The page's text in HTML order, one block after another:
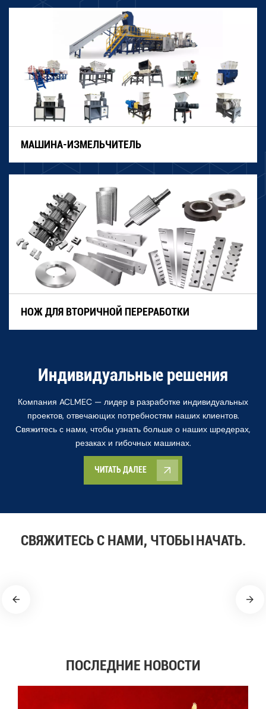
прочных и стабильных шредеров и другого
оборудования для переработки отходов,
подходящего для различных сфер применения,
таких как утилизация отходов, гранулирование
пластика, обработка металла, измельчение
древесины и переработка бумаги. Наша продукция
отличается прочной конструкцией, изготовлена ​​из
передовых технологий, уделяя особое внимание
исключительную износостойкость и длительный
срок службы, обеспечивая вам необходимую
уверенность и безопасность.Мы стремимся
предоставлять эффективные и индивидуальные
решения, которые помогают нашим клиентам
повышать производительность, сокращать
расходы на техническое обслуживание и достигать
устойчивых показателей переработки. Чтобы
получить дополнительную информацию или
МАШИНА-ИЗМЕЛЬЧИТЕЛЬ
НОЖ ДЛЯ ВТОРИЧНОЙ ПЕРЕРАБОТКИ
Индивидуальные решения
Компания ACLMEC — лидер в разработке индивидуальных
проектов, отвечающих потребностям наших клиентов.
Свяжитесь с нами, чтобы узнать больше о наших шредерах,
резаках и гибочных машинах.
ЧИТАТЬ ДАЛЕЕ
СВЯЖИТЕСЬ С НАМИ, ЧТОБЫ НАЧАТЬ.
ПОСЛЕДНИЕ НОВОСТИ